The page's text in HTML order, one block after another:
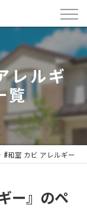
レルギ
覧
#和室 カビ アレルギー
ー』のペ